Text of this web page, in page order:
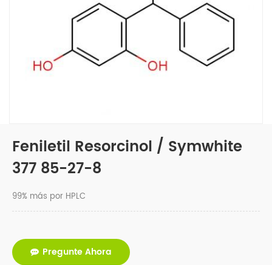
Feniletil Resorcinol / Symwhite
377 85-27-8
99% más por HPLC
Pregunte Ahora